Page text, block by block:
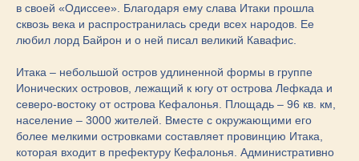
в своей «Одиссее». Благодаря ему слава Итаки прошла
сквозь века и распространилась среди всех народов. Ее
любил лорд Байрон и о ней писал великий Кавафис.
Итака – небольшой остров удлиненной формы в группе
Ионических островов, лежащий к югу от острова Лефкада и
северо-востоку от острова Кефалонья. Площадь – 96 кв. км,
население – 3000 жителей. Вместе с окружающими его
более мелкими островками составляет провинцию Итака,
которая входит в префектуру Кефалонья. Административно